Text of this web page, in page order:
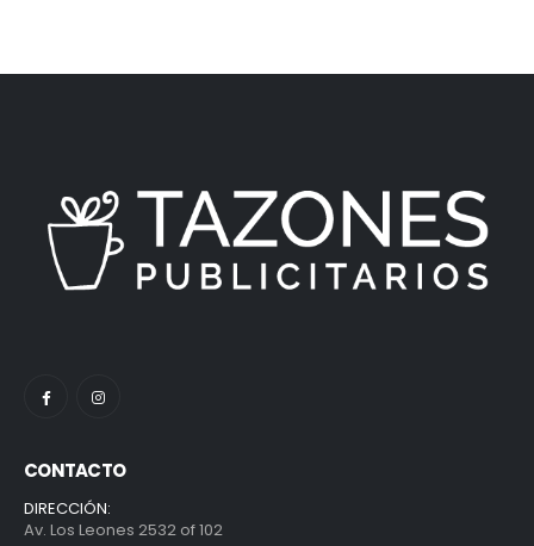
CONTACTO
DIRECCIÓN:
Av. Los Leones 2532 of 102